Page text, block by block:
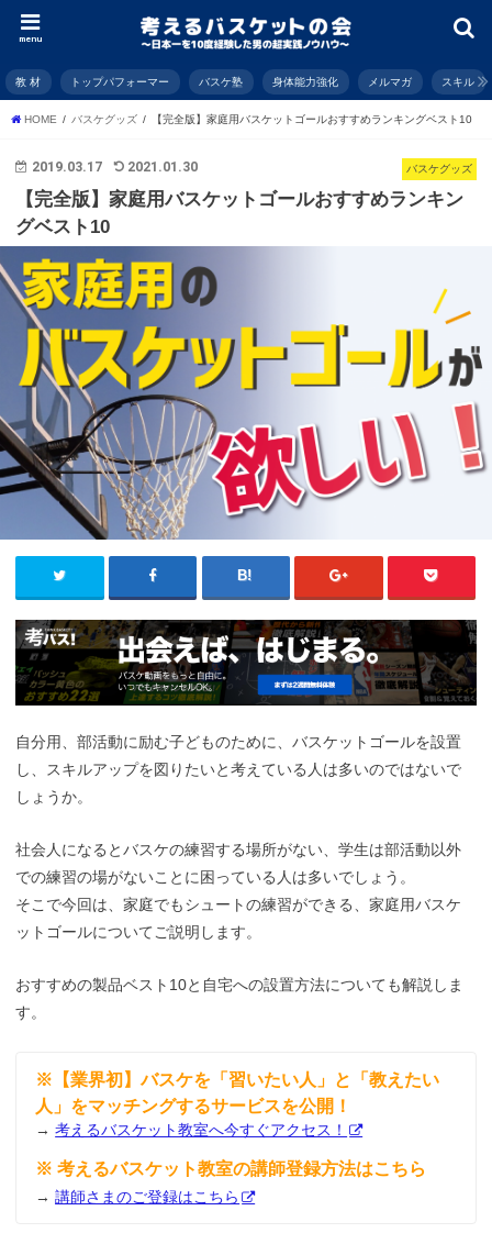
menu
教 材 トップパフォーマー バスケ塾 身体能力強化 メルマガ スキル
HOME バスケグッズ 【完全版】家庭用バスケットゴールおすすめランキングベスト10
バスケグッズ
2019.03.17 2021.01.30
【完全版】家庭用バスケットゴールおすすめランキン
グベスト10
自分用、部活動に励む子どものために、バスケットゴールを設置
し、スキルアップを図りたいと考えている人は多いのではないで
しょうか。
社会人になるとバスケの練習する場所がない、学生は部活動以外
での練習の場がないことに困っている人は多いでしょう。
そこで今回は、家庭でもシュートの練習ができる、家庭用バスケ
ットゴールについてご説明します。
おすすめの製品ベスト10と自宅への設置方法についても解説しま
す。
※【業界初】バスケを「習いたい人」と「教えたい
人」をマッチングするサービスを公開！
→考えるバスケット教室へ今すぐアクセス！
※ 考えるバスケット教室の講師登録方法はこちら
→講師さまのご登録はこちら